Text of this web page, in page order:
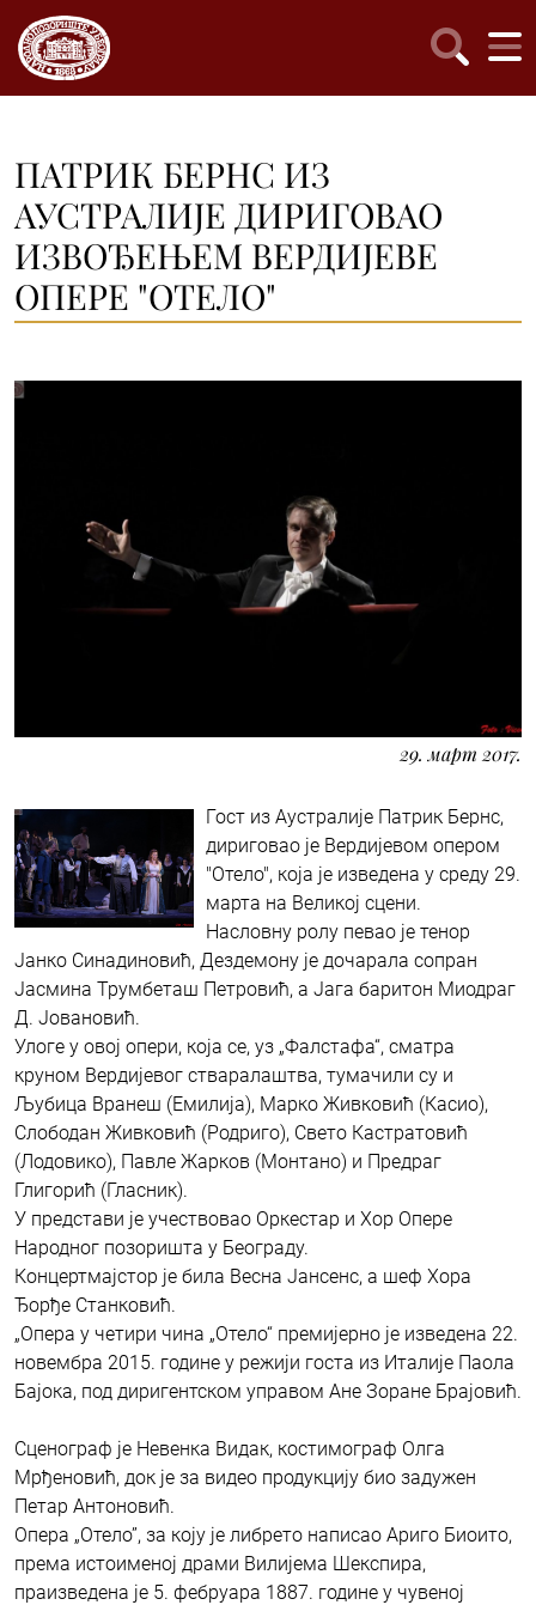
ПАТРИК БЕРНС ИЗ
АУСТРАЛИЈЕ ДИРИГОВАО
ИЗВОЂЕЊЕМ ВЕРДИЈЕВЕ
ОПЕРЕ "ОТЕЛО"
29. март 2017.
Гост из Аустралије Патрик Бернс,
дириговао је Вердијевом опером
"Отело", која је изведена у среду 29.
марта на Великој сцени.
Насловну ролу певао је тенор
Јанко Синадиновић, Дездемону је дочарала сопран
Јасмина Трумбеташ Петровић, а Јага баритон Миодраг
Д. Јовановић.
Улоге у овој опери, која се, уз „Фалстафа“, сматра
круном Вердијевог стваралаштва, тумачили су и
Љубица Вранеш (Емилија), Марко Живковић (Касио),
Слободан Живковић (Родриго), Свето Кастратовић
(Лодовико), Павле Жарков (Монтано) и Предраг
Глигорић (Гласник).
У представи је учествовао Оркестар и Хор Опере
Народног позоришта у Београду.
Концертмајстор је била Весна Јансенс, а шеф Хора
Ђорђе Станковић.
„Опера у четири чина „Отело“ премијерно је изведена 22.
новембра 2015. године у режији госта из Италије Паола
Бајока, под диригентском управом Ане Зоране Брајовић.
Сценограф је Невенка Видак, костимограф Олга
Мрђеновић, док је за видео продукцију био задужен
Петар Антоновић.
Опера „Отело”, за коју је либрето написао Ариго Биоито,
према истоименој драми Вилијема Шекспира,
праизведена је 5. фебруара 1887. године у чувеној